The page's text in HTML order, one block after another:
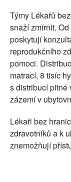
Týmy Lékařů
snaží zmírnit.
poskytují
reprodukčního
pomoci.
matrací, 8 tisíc
s distribucí pitné
zázemí v
Lékaři bez
zdravotníků a k
znemožňují